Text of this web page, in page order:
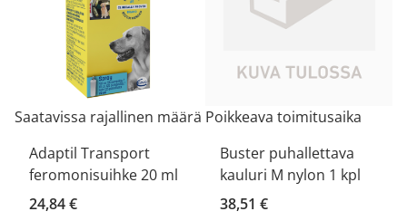
Saatavissa rajallinen määrä
Adaptil Transport
feromonisuihke 20 ml
24,84 €
Poikkeava toimitusaika
Buster puhallettava
kauluri M nylon 1 kpl
38,51 €